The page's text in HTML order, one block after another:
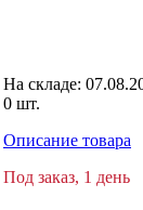
На складе:
0 шт.
Описание товара
Под заказ, 1 день